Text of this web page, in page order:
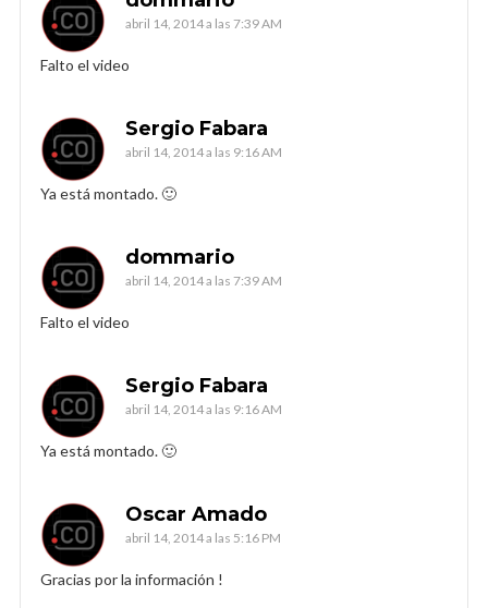
abril 14, 2014 a las 7:39 AM
Falto el video
Sergio Fabara
abril 14, 2014 a las 9:16 AM
Ya está montado. 🙂
dommario
abril 14, 2014 a las 7:39 AM
Falto el video
Sergio Fabara
abril 14, 2014 a las 9:16 AM
Ya está montado. 🙂
Oscar Amado
abril 14, 2014 a las 5:16 PM
Gracias por la información !